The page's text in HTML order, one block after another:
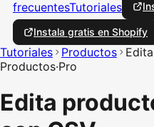
frecuentesTutoriales
Instala gratis en Shopify
Tutoriales Productos
Productos·Pro
Edita